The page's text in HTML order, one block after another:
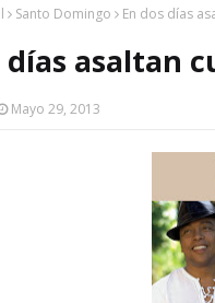
Santo Domingo En dos días
días asaltan
Mayo 29, 2013